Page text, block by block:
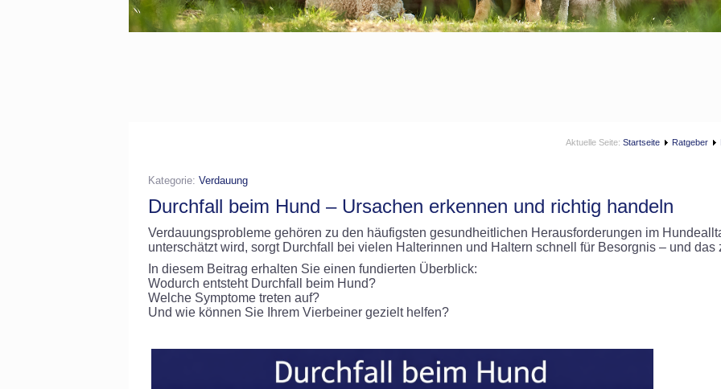
Aktuelle Seite: Startseite Ratgeber
Kategorie: Verdauung
Durchfall beim Hund – Ursachen erkennen und richtig handeln
Verdauungsprobleme gehören zu den häufigsten gesundheitlichen Herausforderungen im
unterschätzt wird, sorgt Durchfall bei vielen Halterinnen und Haltern schnell für Besorgnis – und das
In diesem Beitrag erhalten Sie einen fundierten Überblick:
Wodurch entsteht Durchfall beim Hund?
Welche Symptome treten auf?
Und wie können Sie Ihrem Vierbeiner gezielt helfen?